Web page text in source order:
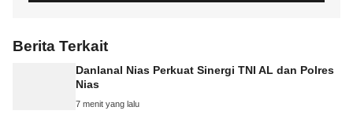
Berita Terkait
Danlanal Nias Perkuat Sinergi TNI AL dan Polres
Nias
7 menit yang lalu